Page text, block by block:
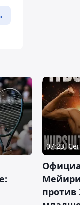
07:23,
против